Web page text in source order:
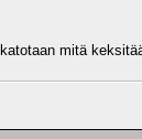
mitä